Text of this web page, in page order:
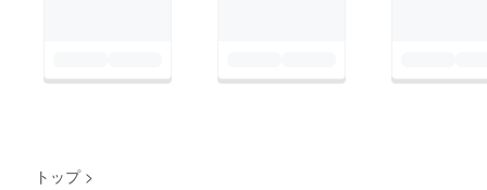
トップ >